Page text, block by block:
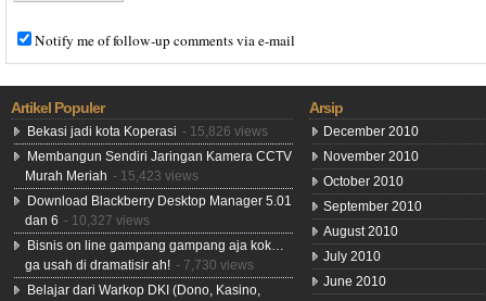
Notify me of follow-up comments via e-mail
Artikel Populer
Bekasi jadi kota Koperasi - 15,826 views
Membangun Sendiri Jaringan Kamera CCTV
Murah Meriah - 15,423 views
Download Blackberry Desktop Manager 5.01
dan 6 - 10,327 views
Bisnis on line gampang gampang aja kok…
ga usah di dramatisir ah! - 7,730 views
Belajar dari Warkop DKI (Dono, Kasino,
Arsip
December 2010
November 2010
October 2010
September 2010
August 2010
July 2010
June 2010